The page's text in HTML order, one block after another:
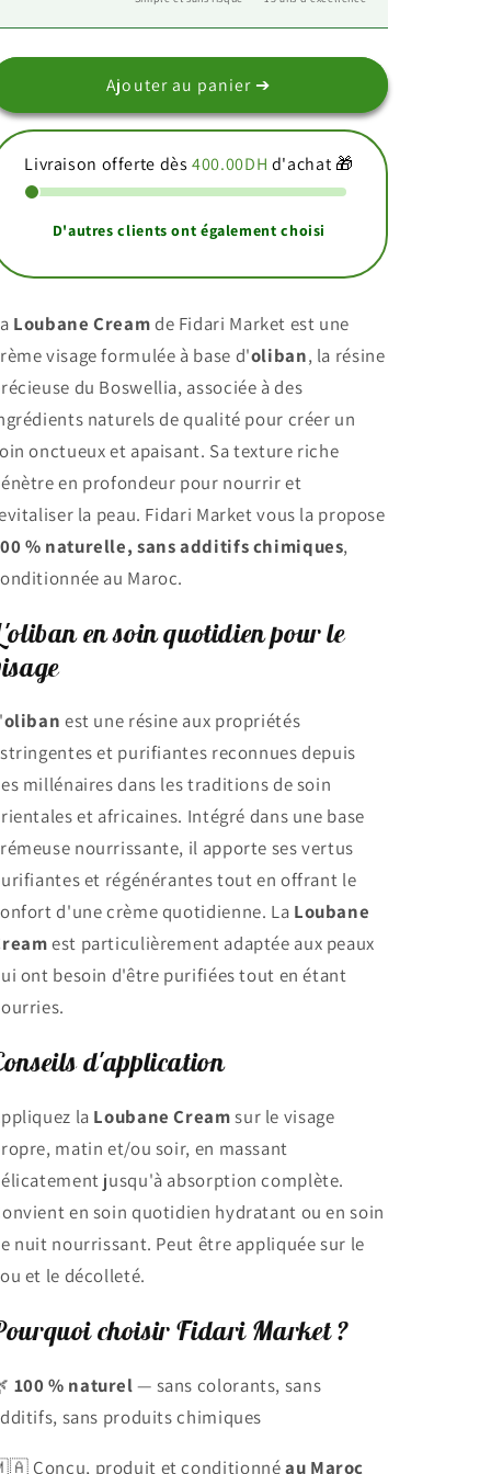
لبان
لبان
Ajouter au panier ➔
Livraison offerte dès400.00DH d'achat 🎁
D'autres clients ont également choisi
Loubane Creamde Fidari Market est une
visage formulée à base d'oliban, la résine
du Boswellia, associée à des
naturels de qualité pour créer un
onctueux et apaisant. Sa texture riche
en profondeur pour nourrir et
la peau. Fidari Market vous la propose
% naturelle, sans additifs chimiques,
au Maroc.
en soin quotidien pour le
oliban est une résine aux propriétés
et purifiantes reconnues depuis
millénaires dans les traditions de soin
et africaines. Intégré dans une base
nourrissante, il apporte ses vertus
et régénérantes tout en offrant le
d'une crème quotidienne. La Loubane
est particulièrement adaptée aux peaux
ont besoin d'être purifiées tout en étant
d'application
la Loubane Creamsur le visage
matin et/ou soir, en massant
jusqu'à absorption complète.
en soin quotidien hydratant ou en soin
nuit nourrissant. Peut être appliquée sur le
et le décolleté.
choisir Fidari Market ?
100 % naturel— sans colorants, sans
sans produits chimiques
Conçu, produit et conditionnéau Maroc